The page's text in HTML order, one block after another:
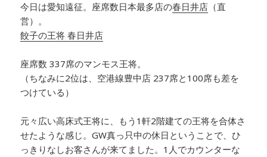
今日は愛知遠征。 座席数日本最多店の春日井店 （直
営）。
餃子の王将春日井店
座席数 337席のマンモス王将。
（ちなみに2位は、空港線豊中店 237席と100席も差を
つけている）
元々広い高床式王将に、もう1軒2階建ての王将を合体さ
せたような感じ。GW真っ只中の休日ということで、ひ
っきりなしお客さんが来てました。1人でカウンターな